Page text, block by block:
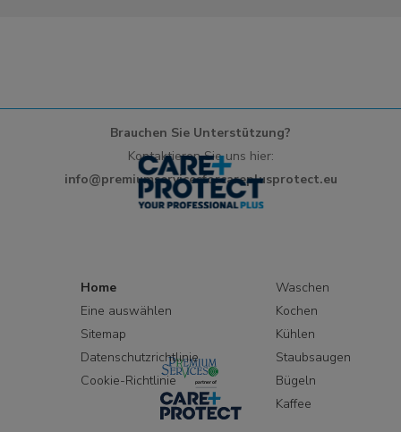
Brauchen Sie Unterstützung?
Kontaktieren Sie uns hier:
info@premiumservicesforcareplusprotect.eu
Home
Eine auswählen
Sitemap
Datenschutzrichtlinie
Cookie-Richtlinie
Waschen
Kochen
Kühlen
Staubsaugen
Bügeln
Kaffee